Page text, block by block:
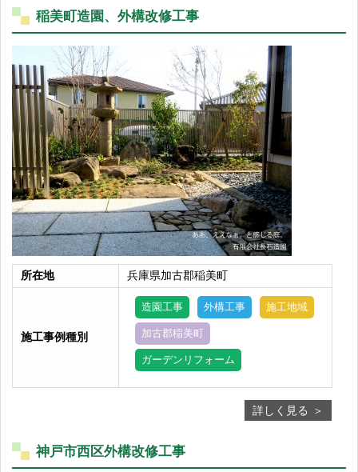
稲美町造園、外構改修工事
所在地 兵庫県加古郡稲美町
施工事例種別
造園工事 外構工事 施工地域
加古郡稲美町
ガーデンリフォーム
詳しく見る
神戸市西区外構改修工事